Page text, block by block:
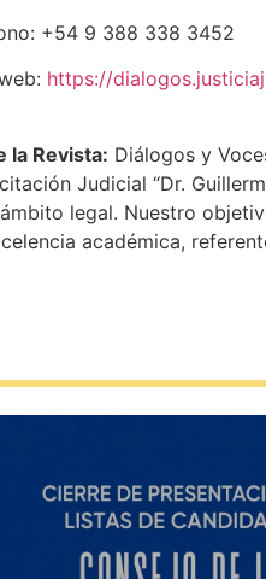
+54 9 388 338 3452
https://
la Revista: Diálogos y
Judicial “Dr.
legal. Nuestro
académica,